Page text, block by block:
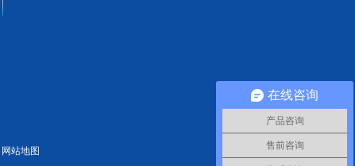
网站地图
在线咨询
产品咨询
售前咨询